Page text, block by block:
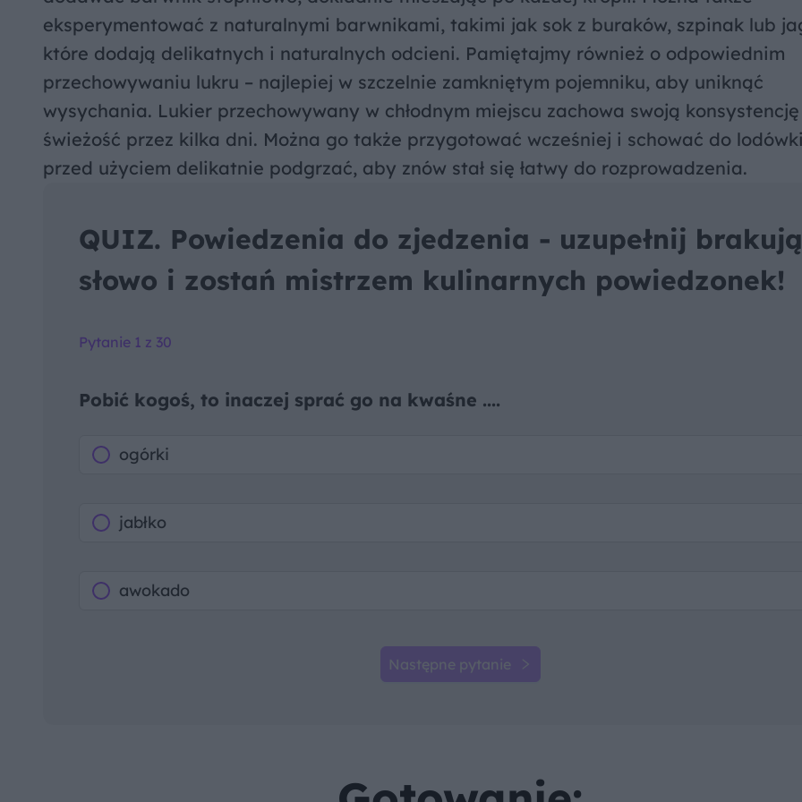
eksperymentować z naturalnymi barwnikami, takimi jak sok z buraków, szpinak lub
które dodają delikatnych i naturalnych odcieni. Pamiętajmy również o odpowiednim
przechowywaniu lukru – najlepiej w szczelnie zamkniętym pojemniku, aby uniknąć
wysychania. Lukier przechowywany w chłodnym miejscu zachowa swoją
świeżość przez kilka dni. Można go także przygotować wcześniej i schować do
przed użyciem delikatnie podgrzać, aby znów stał się łatwy do rozprowadzenia.
QUIZ. Powiedzenia do zjedzenia - uzupełnij
słowo i zostań mistrzem kulinarnych powiedzonek!
Pytanie 1 z 30
Pobić kogoś, to inaczej sprać go na kwaśne ....
ogórki
jabłko
awokado
Następne pytanie